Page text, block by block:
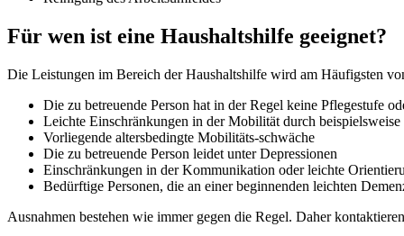
Für wen ist eine Haushaltshilfe geeignet?
Die Leistungen im Bereich der Haushaltshilfe wird am Häufigsten
Die zu betreuende Person hat in der Regel keine Pflegestufe
Leichte Einschränkungen in der Mobilität durch
Vorliegende altersbedingte Mobilitäts-schwäche
Die zu betreuende Person leidet unter Depressionen
Einschränkungen in der Kommunikation oder leichte
Bedürftige Personen, die an einer beginnenden leichten
Ausnahmen bestehen wie immer gegen die Regel. Daher